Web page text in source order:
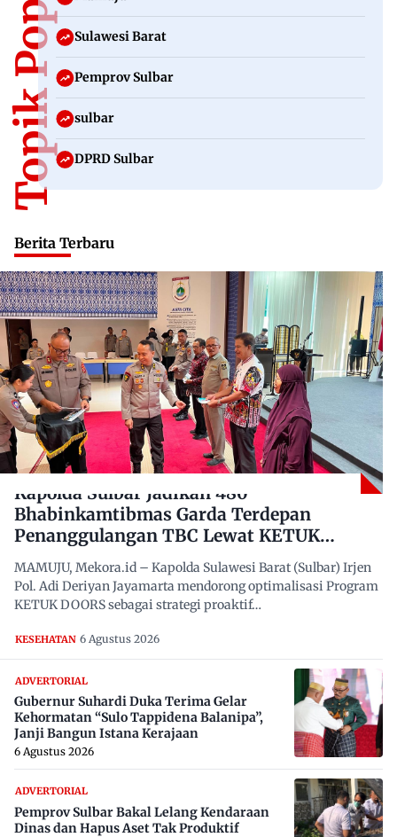
Topik Populer Sulawesi Barat
Pemprov Sulbar
sulbar
DPRD Sulbar
Berita Terbaru
Kapolda Sulbar Jadikan 480
Bhabinkamtibmas Garda Terdepan
Penanggulangan TBC Lewat KETUK
DOORS di 650 Desa
MAMUJU, Mekora.id – Kapolda Sulawesi Barat (Sulbar) Irjen
Pol. Adi Deriyan Jayamarta mendorong optimalisasi Program
KETUK DOORS sebagai strategi proaktif…
KESEHATAN 6 Agustus 2026
ADVERTORIAL
Gubernur Suhardi Duka Terima Gelar
Kehormatan “Sulo Tappidena Balanipa”,
Janji Bangun Istana Kerajaan
6 Agustus 2026
ADVERTORIAL
Pemprov Sulbar Bakal Lelang Kendaraan
Dinas dan Hapus Aset Tak Produktif